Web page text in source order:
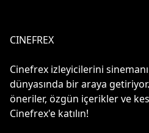
CINEFREX
Cinefrex izleyicilerini
dünyasında bir araya
öneriler, özgün içerikler ve
Cinefrex'e katılın!